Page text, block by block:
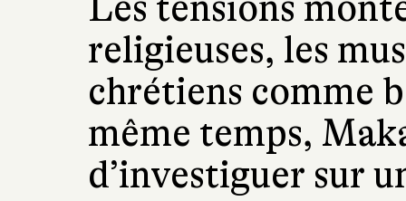
religieuses, les
chrétiens comme
même temps,
d’investiguer sur